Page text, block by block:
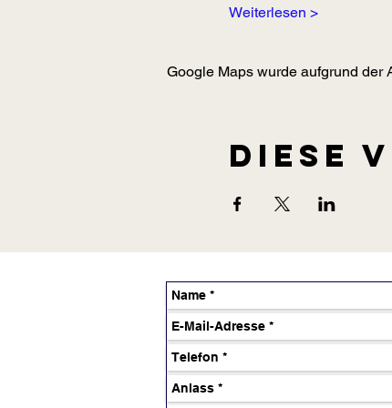
Weiterlesen >
Google Maps wurde aufgrund
Diese